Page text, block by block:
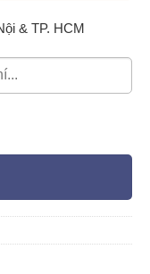
& TP. HCM